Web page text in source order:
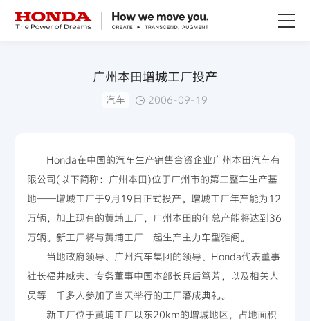
赛事运动
新闻资讯
广州本田增城工厂投产
汽车 2006-09-19
Honda在中国的汽车生产销售合资企业广州本田汽车有
限公司(以下简称：广州本田)位于广州市的第二整车生产基
地——増城工厂于9月19日正式投产。增城工厂年产能为12
万辆，加上现有的黄埔工厂，广州本田的年总产能将达到36
万辆。新工厂将与黄埔工厂一起生产主力车型雅阁。
当地政府领导、广州汽车集团的领导、Honda代表董事
社长福井威夫、专务董事中国本部长兵后笃芳，以及相关人
员等一千多人参加了当天举行的工厂落成典礼。
新工厂位于黄埔工厂以东20km的増城地区，占地面积